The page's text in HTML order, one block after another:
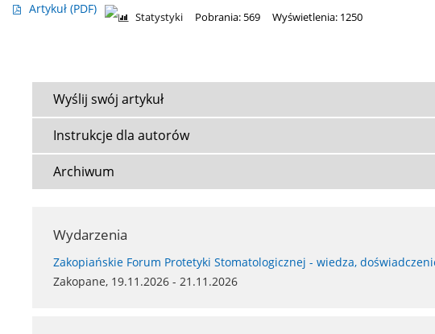
Artykuł (PDF)
Statystyki Pobrania: 569 Wyświetlenia: 1250
Wyślij swój artykuł
Instrukcje dla autorów
Archiwum
Wydarzenia
Zakopiańskie Forum Protetyki Stomatologicznej - wiedza,
Zakopane, 19.11.2026 - 21.11.2026